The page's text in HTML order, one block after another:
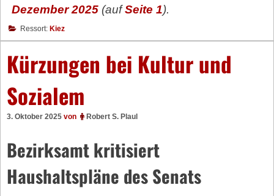
Dezember 2025(aufSeite 1).
Ressort: Kiez
Kürzungen bei Kultur und
Sozialem
3. Oktober 2025 von Robert S. Plaul
Bezirksamt kritisiert
Haushaltspläne des Senats